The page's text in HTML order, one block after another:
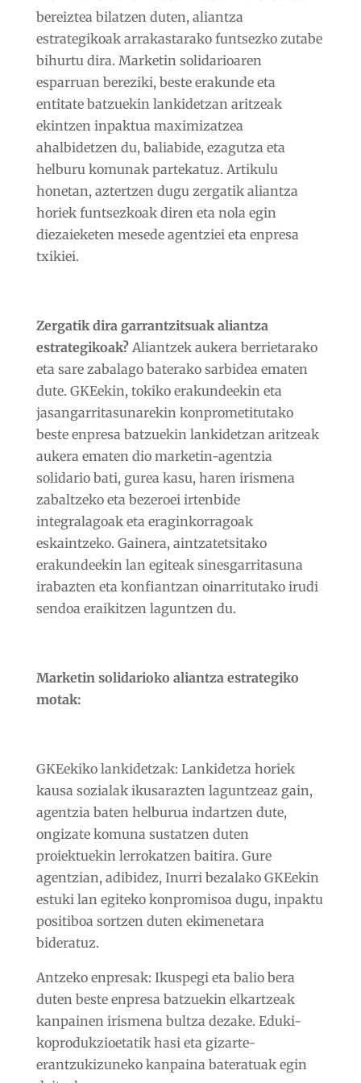
bereiztea bilatzen duten, aliantza
estrategikoak arrakastarako funtsezko zutabe
bihurtu dira. Marketin solidarioaren
esparruan bereziki, beste erakunde eta
entitate batzuekin lankidetzan aritzeak
ekintzen inpaktua maximizatzea
ahalbidetzen du, baliabide, ezagutza eta
helburu komunak partekatuz. Artikulu
honetan, aztertzen dugu zergatik aliantza
horiek funtsezkoak diren eta nola egin
diezaieketen mesede agentziei eta enpresa
txikiei.
Zergatik dira garrantzitsuak aliantza
estrategikoak?Aliantzek aukera berrietarako
eta sare zabalago baterako sarbidea ematen
dute. GKEekin, tokiko erakundeekin eta
jasangarritasunarekin konprometitutako
beste enpresa batzuekin lankidetzan aritzeak
aukera ematen dio marketin-agentzia
solidario bati, gurea kasu, haren irismena
zabaltzeko eta bezeroei irtenbide
integralagoak eta eraginkorragoak
eskaintzeko. Gainera, aintzatetsitako
erakundeekin lan egiteak sinesgarritasuna
irabazten eta konfiantzan oinarritutako irudi
sendoa eraikitzen laguntzen du.
Marketin solidarioko aliantza estrategiko
motak:
GKEekiko lankidetzak: Lankidetza horiek
kausa sozialak ikusarazten laguntzeaz gain,
agentzia baten helburua indartzen dute,
ongizate komuna sustatzen duten
proiektuekin lerrokatzen baitira. Gure
agentzian, adibidez, Inurri bezalako GKEekin
estuki lan egiteko konpromisoa dugu, inpaktu
positiboa sortzen duten ekimenetara
bideratuz.
Antzeko enpresak: Ikuspegi eta balio bera
duten beste enpresa batzuekin elkartzeak
kanpainen irismena bultza dezake. Eduki-
koprodukzioetatik hasi eta gizarte-
erantzukizuneko kanpaina bateratuak egin